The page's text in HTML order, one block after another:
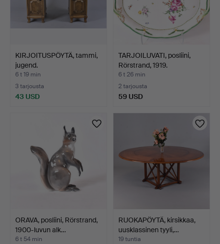
KIRJOITUSPÖYTÄ, tammi,
jugend.
6 t 19 min
3 tarjousta
43 USD
TARJOILUVATI, posliini,
Rörstrand, 1919.
6 t 26 min
2 tarjousta
59 USD
ORAVA, posliini, Rörstrand,
1900-luvun alk…
6 t 54 min
RUOKAPÖYTÄ, kirsikkaa,
uusklassinen tyyli,…
19 tuntia